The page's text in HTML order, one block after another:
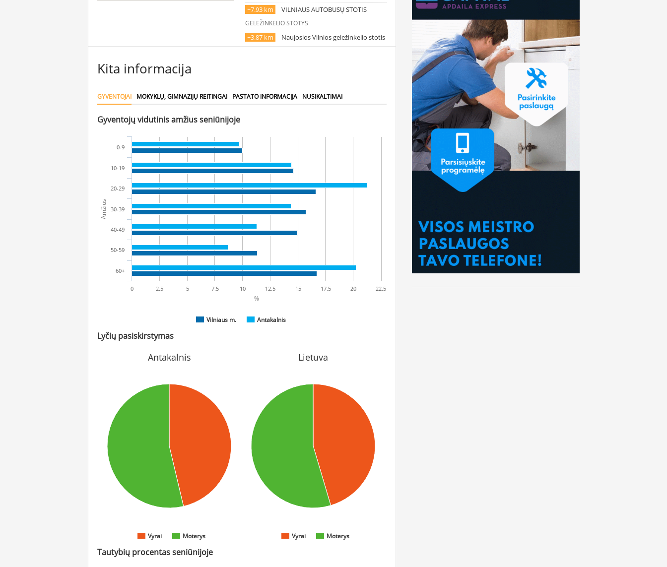
~7.93 km VILNIAUS AUTOBUSŲ STOTIS
GELEŽINKELIO STOTYS
~3.87 km Naujosios Vilnios geležinkelio stotis
Kita informacija
GYVENTOJAI MOKYKLŲ, GIMNAZIJŲ REITINGAI PASTATO INFORMACIJA NUSIKALTIMAI
Gyventojų vidutinis amžius seniūnijoje
Amžius
%
Vilniaus m. Antakalnis
0-9
10-19
20-29
30-39
40-49
50-59
60+
0 2.5 5 7.5 10 12.5 15 17.5 20 22.5
Lyčių pasiskirstymas
Antakalnis
Vyrai Moterys
Lietuva
Vyrai Moterys
Tautybių procentas seniūnijoje